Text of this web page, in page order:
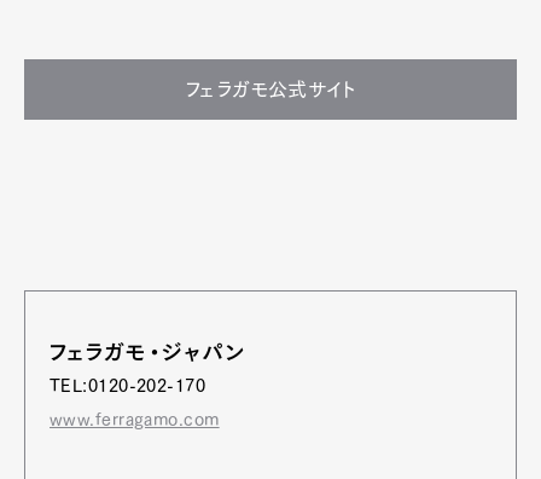
フェラガモ公式サイト
フェラガモ・ジャパン
TEL:0120-202-170
www.ferragamo.com